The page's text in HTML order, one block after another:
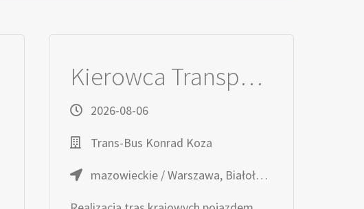
Kierowca Transportu Krajowego Kat. C (k/m)
2026-08-06
Trans-Bus Konrad Koza
mazowieckie / Warszawa, Białołęka